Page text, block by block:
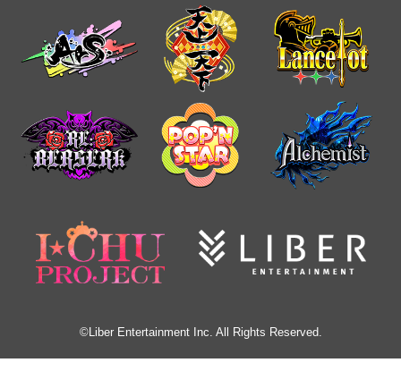
©Liber Entertainment Inc. All Rights Reserved.